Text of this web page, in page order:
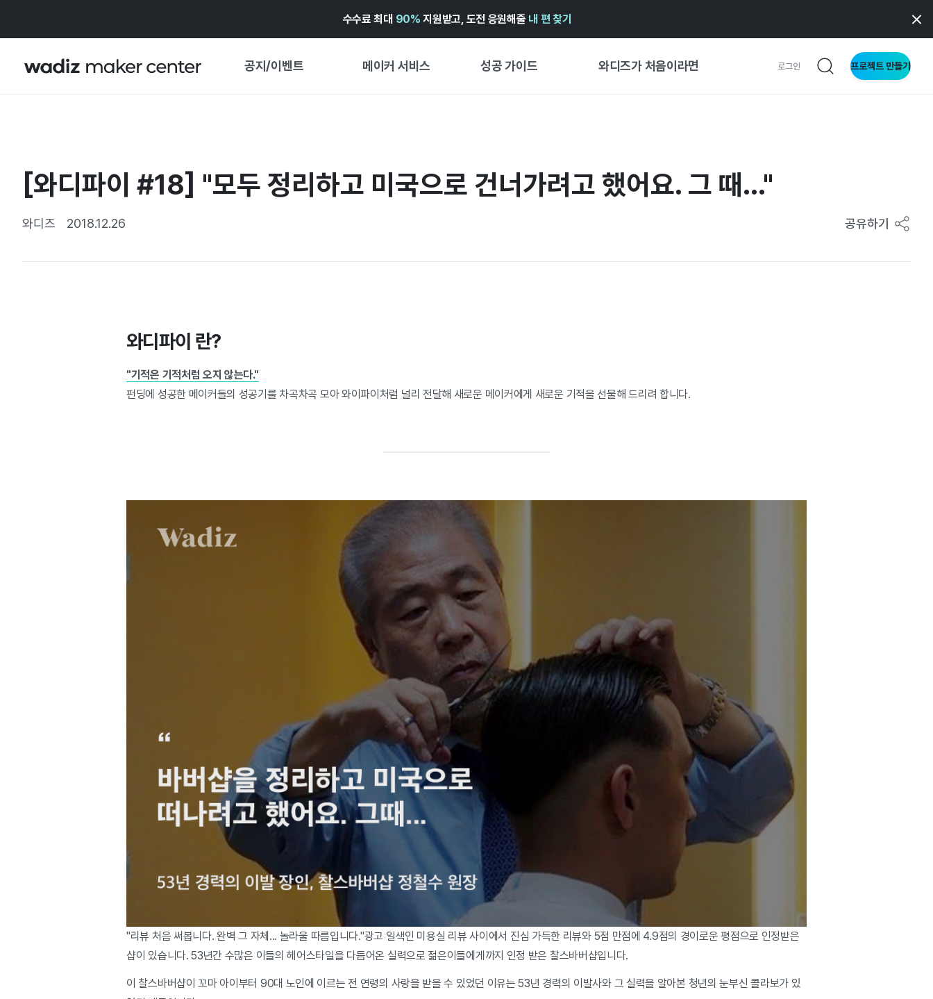
수수료 최대 90% 지원받고, 도전 응원해줄 내 편 찾기
공지/이벤트 메이커 서비스 성공 가이드 와디즈가 처음이라면 로그인 프로젝트 만들기
마이 와디즈
중요 업데이트
보도자료
기획전 캘린더
도움말센터 ↗︎
와디즈 어워즈 ↗︎
와디즈 스쿨
성공 스토리
경험형
창작형
[와디파이 #18] "모두 정리하고 미국으로 건너가려고 했어요. 그 때..."
와디즈 2018.12.26 공유하기
와디파이 란?
"기적은 기적처럼 오지 않는다."
펀딩에 성공한 메이커들의 성공기를 차곡차곡 모아 와이파이처럼 널리 전달해 새로운 메이커에게 새로운 기적을 선물해 드리려 합니다.
"리뷰 처음 써봅니다. 완벽 그 자체... 놀라울 따름입니다."광고 일색인 미용실 리뷰 사이에서 진심 가득한 리뷰와 5점 만점에 4.9점의 경이로운 평점으로 인정받은
샵이 있습니다. 53년간 수많은 이들의 헤어스타일을 다듬어온 실력으로 젊은이들에게까지 인정 받은 찰스바버샵입니다.
이 찰스바버샵이 꼬마 아이부터 90대 노인에 이르는 전 연령의 사랑을 받을 수 있었던 이유는 53년 경력의 이발사와 그 실력을 알아본 청년의 눈부신 콜라보가 있